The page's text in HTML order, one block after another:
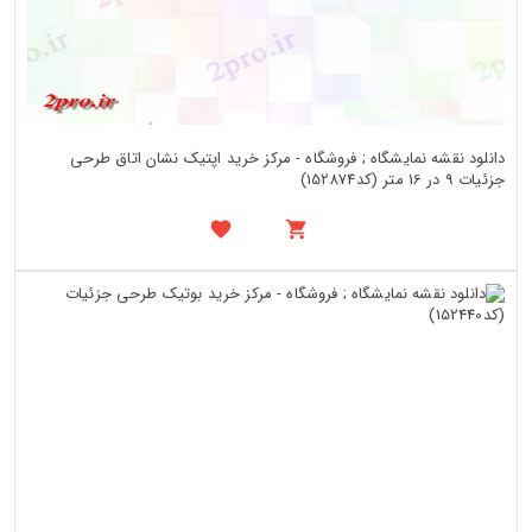
دانلود نقشه نمایشگاه ; فروشگاه - مرکز خرید اپتیک نشان اتاق طرحی
جزئیات 9 در 16 متر (کد152874)